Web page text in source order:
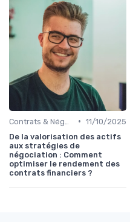
• 11/10/2025
De la valorisation des actifs
aux stratégies de
négociation : Comment
optimiser le rendement des
contrats financiers ?